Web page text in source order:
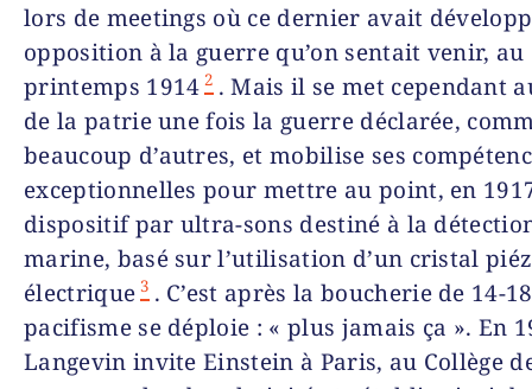
lors de meetings où ce dernier avait
opposition à la guerre qu’on sentait venir, au
printemps 1914 2 . Mais il se met cependant
de la patrie une fois la guerre déclarée,
beaucoup d’autres, et mobilise ses
exceptionnelles pour mettre au point, en
dispositif par ultra-sons destiné à la
marine, basé sur l’utilisation d’un cristal
électrique 3 . C’est après la boucherie de 14-
pacifisme se déploie : « plus jamais ça ». En
Langevin invite Einstein à Paris, au Collège